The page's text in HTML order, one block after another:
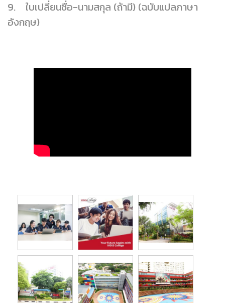
9. ใบเปลี่ยนชื่อ-นามสกุล (ถ้ามี) (ฉบับแปลภาษา
อังกฤษ)